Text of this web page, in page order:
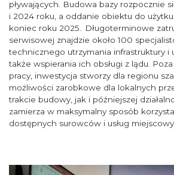
pływających. Budowa bazy rozpocznie
i 2024 roku, a oddanie obiektu do
koniec roku 2025. Długoterminowe
serwisowej znajdzie około 100
technicznego utrzymania infrastruktury i
także wspierania ich obsługi z lądu.
pracy, inwestycja stworzy dla regionu
możliwości zarobkowe dla lokalnych
trakcie budowy, jak i późniejszej
zamierza w maksymalny sposób
dostępnych surowców i usług